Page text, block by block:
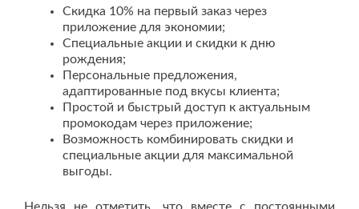
Скидка 10% на первый заказ через
приложение для экономии;
Специальные акции и скидки к дню
рождения;
Персональные предложения,
адаптированные под вкусы клиента;
Простой и быстрый доступ к актуальным
промокодам через приложение;
Возможность комбинировать скидки и
специальные акции для максимальной
выгоды.